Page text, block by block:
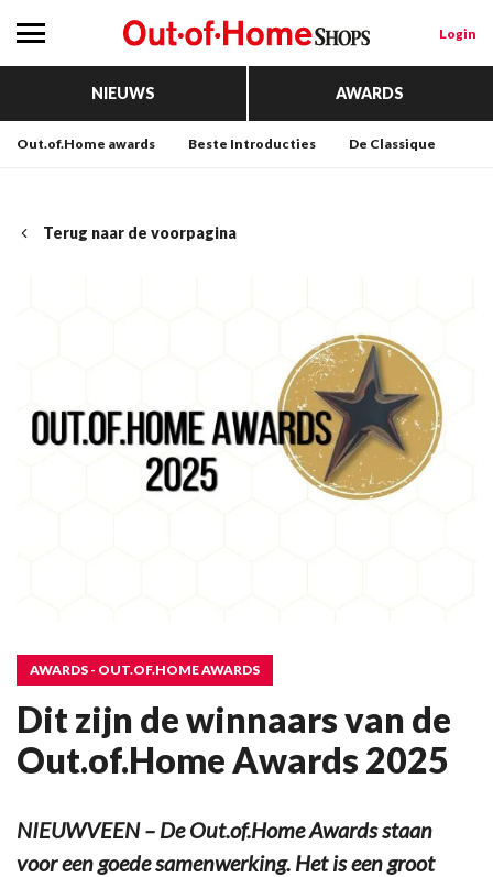
Login
NIEUWS AWARDS
Out.of.Home awards Beste Introducties De Classique
Terug naar de voorpagina
AWARDS - OUT.OF.HOME AWARDS
Dit zijn de winnaars van de
Out.of.Home Awards 2025
NIEUWVEEN – De Out.of.Home Awards staan
voor een goede samenwerking. Het is een groot